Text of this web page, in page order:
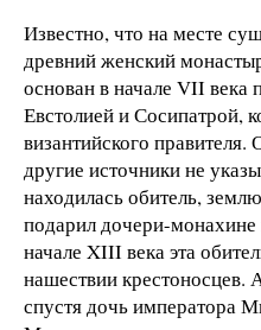
Известно, что на месте
древний женский
основан в начале VII
Евстолией и Сосипатрой,
византийского
другие источники не
находилась обитель,
подарил дочери-
начале XIII века эта
нашествии крестоносцев.
спустя дочь императора